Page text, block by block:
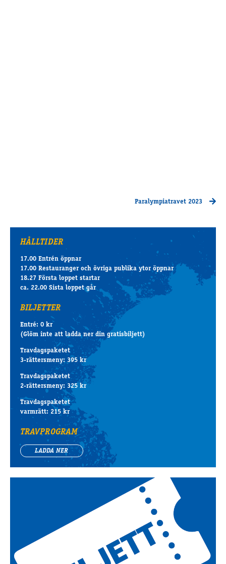
Paralympiatravet 2023
HÅLLTIDER
17.00 Entrén öppnar
17.00 Restauranger och övriga publika ytor öppnar
18.27 Första loppet startar
ca. 22.00 Sista loppet går
BILJETTER
Entré: 0 kr
(Glöm inte att ladda ner din gratisbiljett)
Travdagspaketet
3-rättersmeny: 395 kr
Travdagspaketet
2-rättersmeny: 325 kr
Travdagspaketet
varmrätt: 215 kr
TRAVPROGRAM
LADDA NER